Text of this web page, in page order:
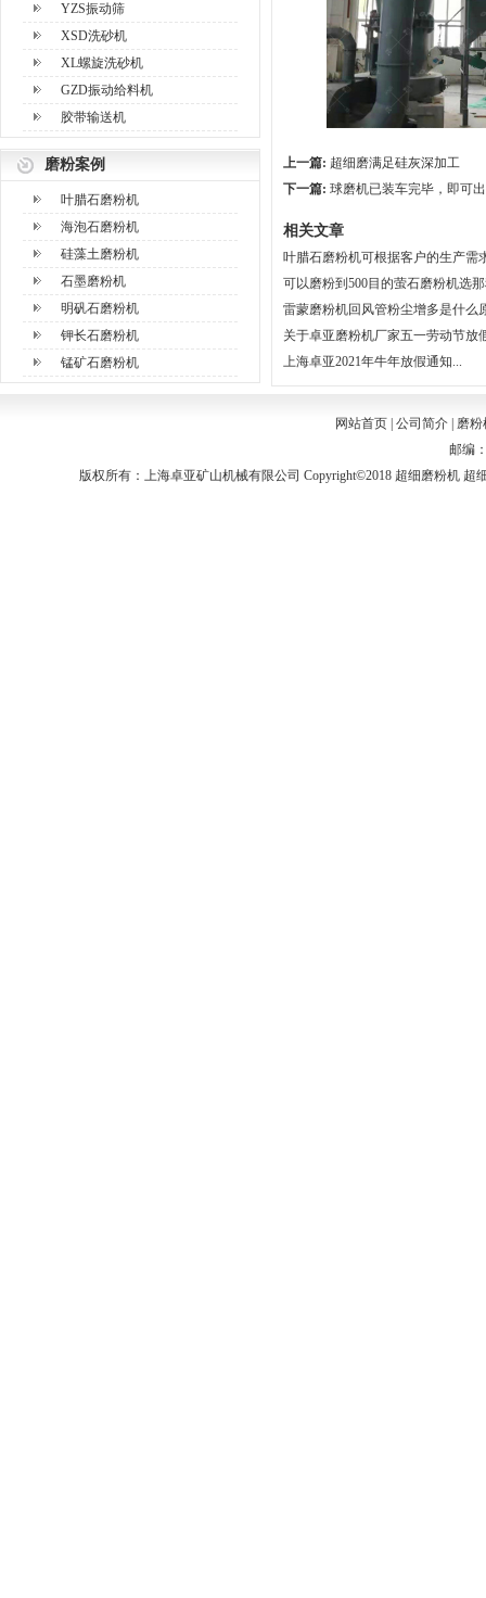
YZS振动筛
XSD洗砂机
XL螺旋洗砂机
GZD振动给料机
胶带输送机
磨粉案例
叶腊石磨粉机
海泡石磨粉机
硅藻土磨粉机
石墨磨粉机
明矾石磨粉机
钾长石磨粉机
锰矿石磨粉机
上一篇: 超细磨满足硅灰深加工
下一篇: 球磨机已装车完毕，即可
相关文章
叶腊石磨粉机可根据客户的生产需
可以磨粉到500目的萤石磨粉机选
雷蒙磨粉机回风管粉尘增多是什么
关于卓亚磨粉机厂家五一劳动节放
上海卓亚2021年牛年放假通知...
网站首页 公司简介
磨粉
邮编
版权所有：上海卓亚矿山机械有限公司 Copyright©2018 超细磨粉机 超